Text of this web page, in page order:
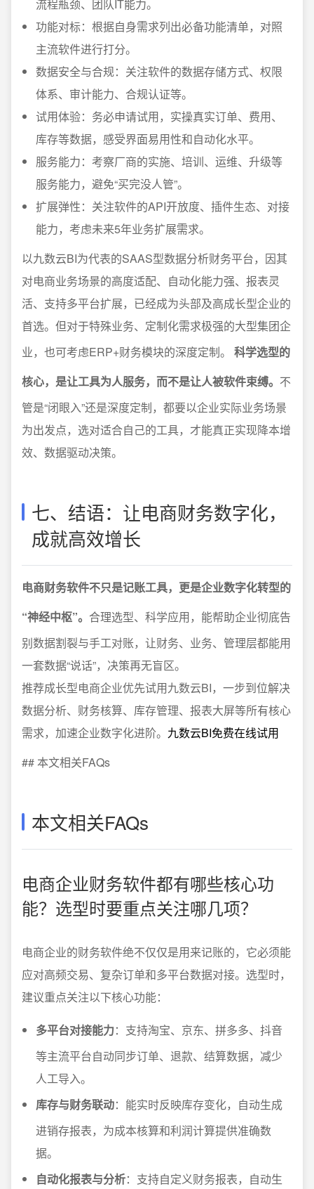
流程瓶颈、团队IT能力。
功能对标：根据自身需求列出必备功能清单，对照
主流软件进行打分。
数据安全与合规：关注软件的数据存储方式、权限
体系、审计能力、合规认证等。
试用体验：务必申请试用，实操真实订单、费用、
库存等数据，感受界面易用性和自动化水平。
服务能力：考察厂商的实施、培训、运维、升级等
服务能力，避免“买完没人管”。
扩展弹性：关注软件的API开放度、插件生态、对接
能力，考虑未来5年业务扩展需求。
以九数云BI为代表的SAAS型数据分析财务平台，因其
对电商业务场景的高度适配、自动化能力强、报表灵
活、支持多平台扩展，已经成为头部及高成长型企业的
首选。但对于特殊业务、定制化需求极强的大型集团企
业，也可考虑ERP+财务模块的深度定制。 科学选型的
核心，是让工具为人服务，而不是让人被软件束缚。 不
管是“闭眼入”还是深度定制，都要以企业实际业务场景
为出发点，选对适合自己的工具，才能真正实现降本增
效、数据驱动决策。
七、结语：让电商财务数字化，
成就高效增长
电商财务软件不只是记账工具，更是企业数字化转型的
“神经中枢”。 合理选型、科学应用，能帮助企业彻底告
别数据割裂与手工对账，让财务、业务、管理层都能用
一套数据“说话”，决策再无盲区。
推荐成长型电商企业优先试用九数云BI，一步到位解决
数据分析、财务核算、库存管理、报表大屏等所有核心
需求，加速企业数字化进阶。 九数云BI免费在线试用
## 本文相关FAQs
本文相关FAQs
电商企业财务软件都有哪些核心功
能？选型时要重点关注哪几项？
电商企业的财务软件绝不仅仅是用来记账的，它必须能
应对高频交易、复杂订单和多平台数据对接。选型时，
建议重点关注以下核心功能：
多平台对接能力：支持淘宝、京东、拼多多、抖音
等主流平台自动同步订单、退款、结算数据，减少
人工导入。
库存与财务联动：能实时反映库存变化，自动生成
进销存报表，为成本核算和利润计算提供准确数
据。
自动化报表与分析：支持自定义财务报表，自动生